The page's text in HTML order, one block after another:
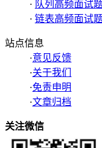
· 队列高频面试
· 链表高频面试
站点信息
·意见反馈
·关于我们
·免责申明
·文章归档
关注微信